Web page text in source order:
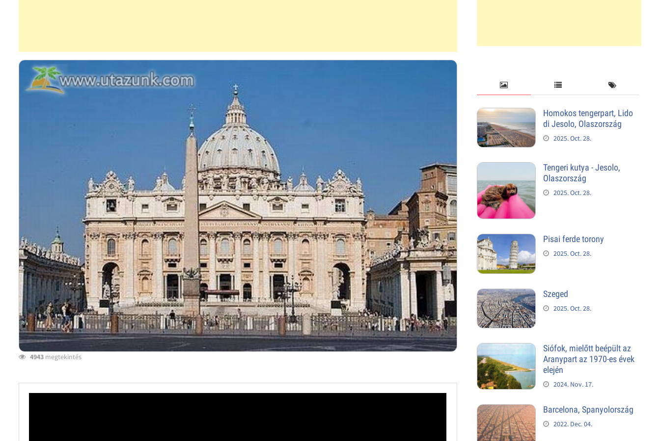
4943 megtekintés
Homokos tengerpart, Lido
di Jesolo, Olaszország
2025. Oct. 28.
Tengeri kutya - Jesolo,
Olaszország
2025. Oct. 28.
Pisai ferde torony
2025. Oct. 28.
Szeged
2025. Oct. 28.
Siófok, mielőtt beépült az
Aranypart az 1970-es évek
elején
2024. Nov. 17.
Barcelona, Spanyolország
2022. Dec. 04.